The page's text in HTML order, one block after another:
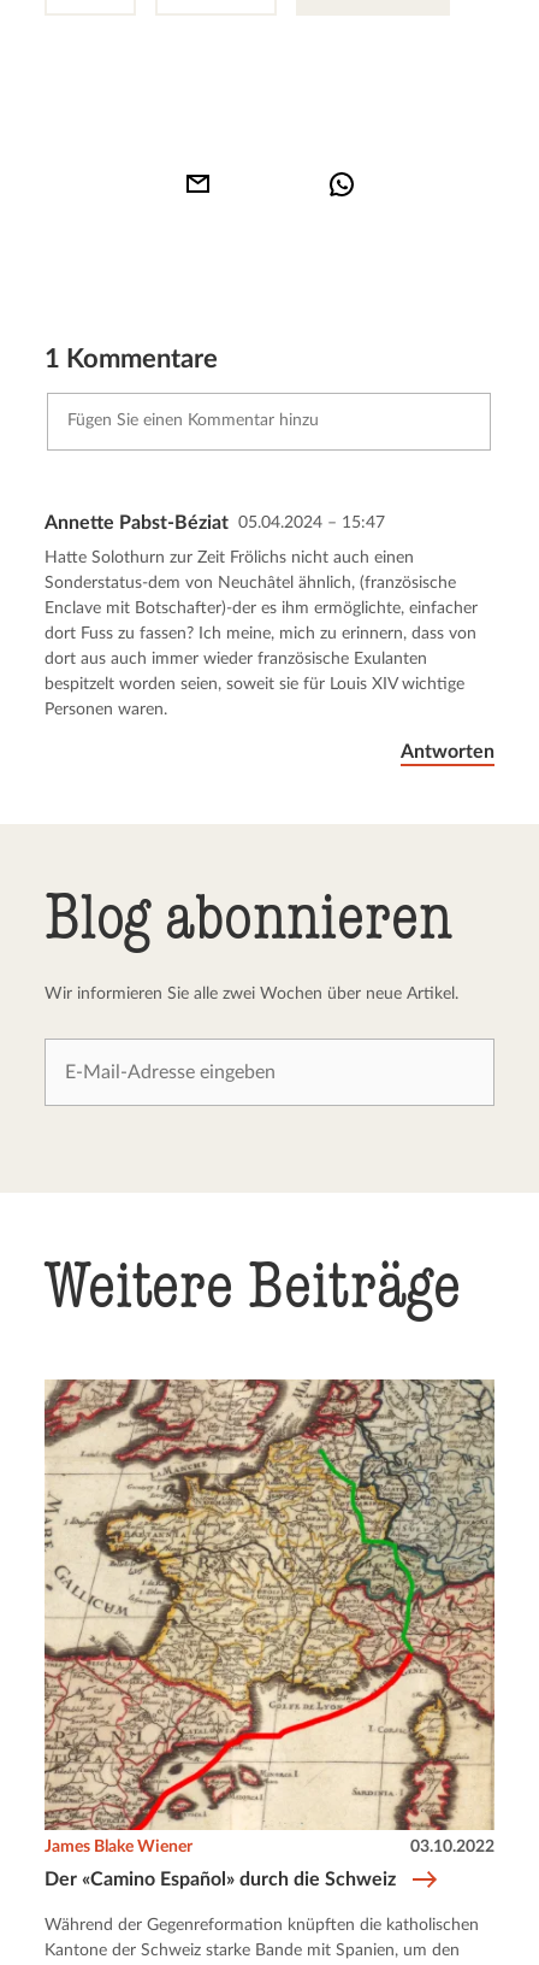
1 Kommentare
Abbrechen Kommentar senden
Annette Pabst-Béziat 05.04.2024 – 15:47
Hatte Solothurn zur Zeit Frölichs nicht auch einen
Sonderstatus-dem von Neuchâtel ähnlich, (französische
Enclave mit Botschafter)-der es ihm ermöglichte, einfacher
dort Fuss zu fassen? Ich meine, mich zu erinnern, dass von
dort aus auch immer wieder französische Exulanten
bespitzelt worden seien, soweit sie für Louis XIV wichtige
Personen waren.
Antworten
Blog abonnieren
Wir informieren Sie alle zwei Wochen über neue Artikel.
Weitere Beiträge
Der «Camino Español» durch die Schweiz
James Blake Wiener 03.10.2022
Während der Gegenreformation knüpften die katholischen
Kantone der Schweiz starke Bande mit Spanien, um den